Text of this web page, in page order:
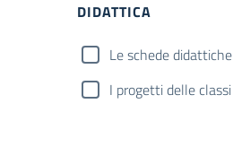
DIDATTICA
Le schede didattiche
I progetti delle classi